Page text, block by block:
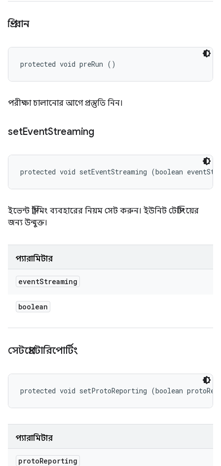
প্রি-রান
protected void preRun ()
পরীক্ষা চালানোর আগে প্রস্তুতি নিন।
setEventStreaming
protected void setEventStreaming (boolean
ইভেন্ট স্ট্রিমিং ব্যবহারের নিয়ম সেট করুন। ইউনিট টেস্টিংয়ের
জন্য উন্মুক্ত।
প্যারামিটার
eventStreaming
boolean
সেটপ্রোটোরিপোর্টিং
protected void setProtoReporting (boolean
প্যারামিটার
protoReporting